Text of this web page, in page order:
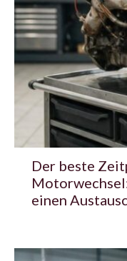
Der beste
einen